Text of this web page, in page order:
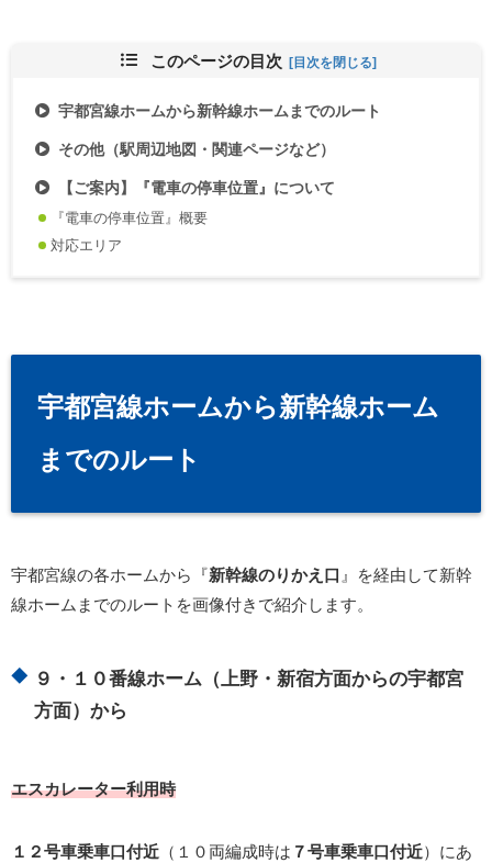
このページの目次
宇都宮線ホームから新幹線ホームまでのルート
その他（駅周辺地図・関連ページなど）
【ご案内】『電車の停車位置』について
『電車の停車位置』概要
対応エリア
宇都宮線ホームから新幹線ホーム
までのルート
宇都宮線の各ホームから『新幹線のりかえ口 』を経由して新幹
線ホームまでのルートを画像付きで紹介します。
９・１０番線ホーム（上野・新宿方面からの宇都宮
方面）から
エスカレーター利用時
１２号車乗車口付近 （１０両編成時は ７号車乗車口付近）にあ